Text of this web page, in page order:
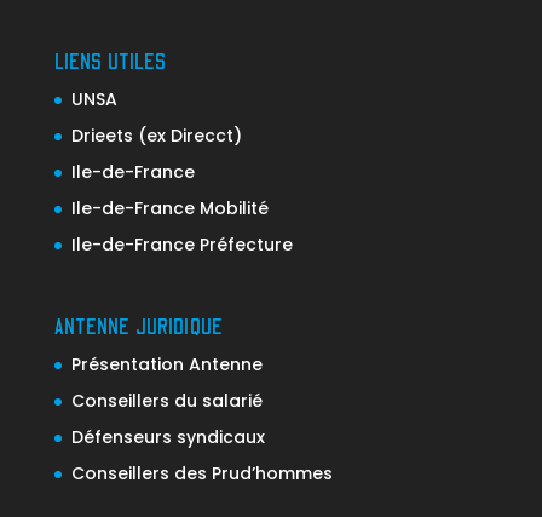
LIENS UTILES
UNSA
Drieets (ex Direcct)
Ile-de-France
Ile-de-France Mobilité
Ile-de-France Préfecture
ANTENNE JURIDIQUE
Présentation Antenne
Conseillers du salarié
Défenseurs syndicaux
Conseillers des Prud’hommes